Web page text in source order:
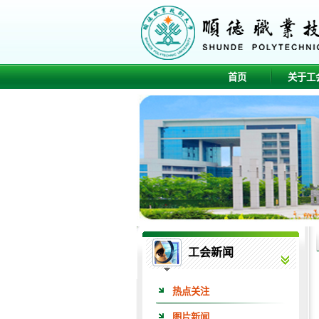
首页 关于工
工会新闻
热点关注